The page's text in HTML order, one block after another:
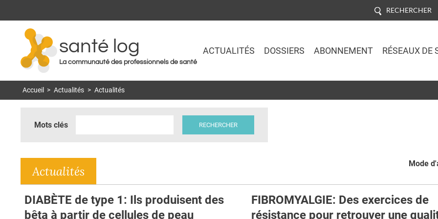
RECHERCHER
santé log
La communauté des professionnels de santé
ACTUALITÉS DOSSIERS ABONNEMENT RÉSEAUX DE
Accueil > Actualités > Actualités
Mots clés
Mode
Actualités
DIABÈTE de type 1: Ils produisent des
bêta à partir de cellules de peau
FIBROMYALGIE: Des exercices de
résistance pour retrouver une